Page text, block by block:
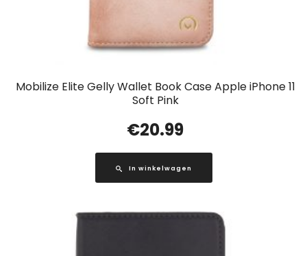
Mobilize Elite Gelly Wallet Book Case Apple iPhone 11
Soft Pink
€20.99
In winkelwagen